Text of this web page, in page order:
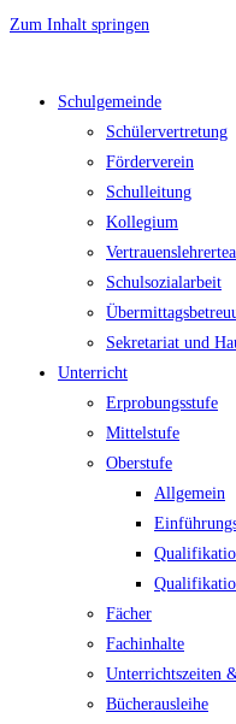
Zum Inhalt springen
Schulgemeinde
Schülervertretung
Förderverein
Schulleitung
Kollegium
Schulsozialarbeit
Sekretariat und
Unterricht
Erprobungsstufe
Mittelstufe
Oberstufe
Allgemein
Fächer
Fachinhalte
Unterrichtszeiten
Bücherausleihe